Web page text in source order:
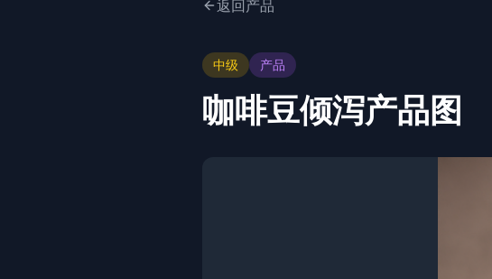
返回产品
中级 产品
咖啡豆倾泻产品图